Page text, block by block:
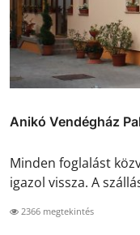
Anikó Vendégház
Minden foglalást
igazol vissza. A
2366 megtekintés